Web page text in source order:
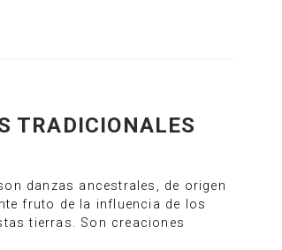
TRADICIONALES
danzas ancestrales, de origen
fruto de la influencia de los
tierras. Son creaciones